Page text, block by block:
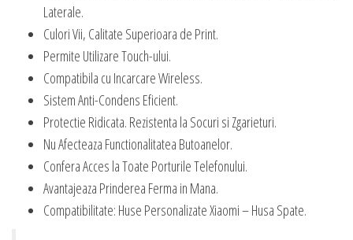
Laterale.
Culori Vii, Calitate Superioara de Print.
Permite Utilizare Touch-ului.
Compatibila cu Incarcare Wireless.
Sistem Anti-Condens Eficient.
Protectie Ridicata. Rezistenta la Socuri si Zgarieturi.
Nu Afecteaza Functionalitatea Butoanelor.
Confera Acces la Toate Porturile Telefonului.
Avantajeaza Prinderea Ferma in Mana.
Compatibilitate: Huse Personalizate Xiaomi – Husa Spate.